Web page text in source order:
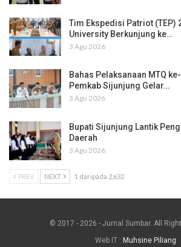
Tim Ekspedisi Patriot (TEP)
University Berkunjung ke…
3 Agu 2026
Bahas Pelaksanaan MTQ
Pemkab Sijunjung Gelar…
3 Agu 2026
Bupati Sijunjung Lantik
Daerah
3 Agu 2026
PREV NEXT 1 daripada 2,632
© 2017 - 2026 - Jurnal Sumbar. All
Web IT : Muhsine Piliang